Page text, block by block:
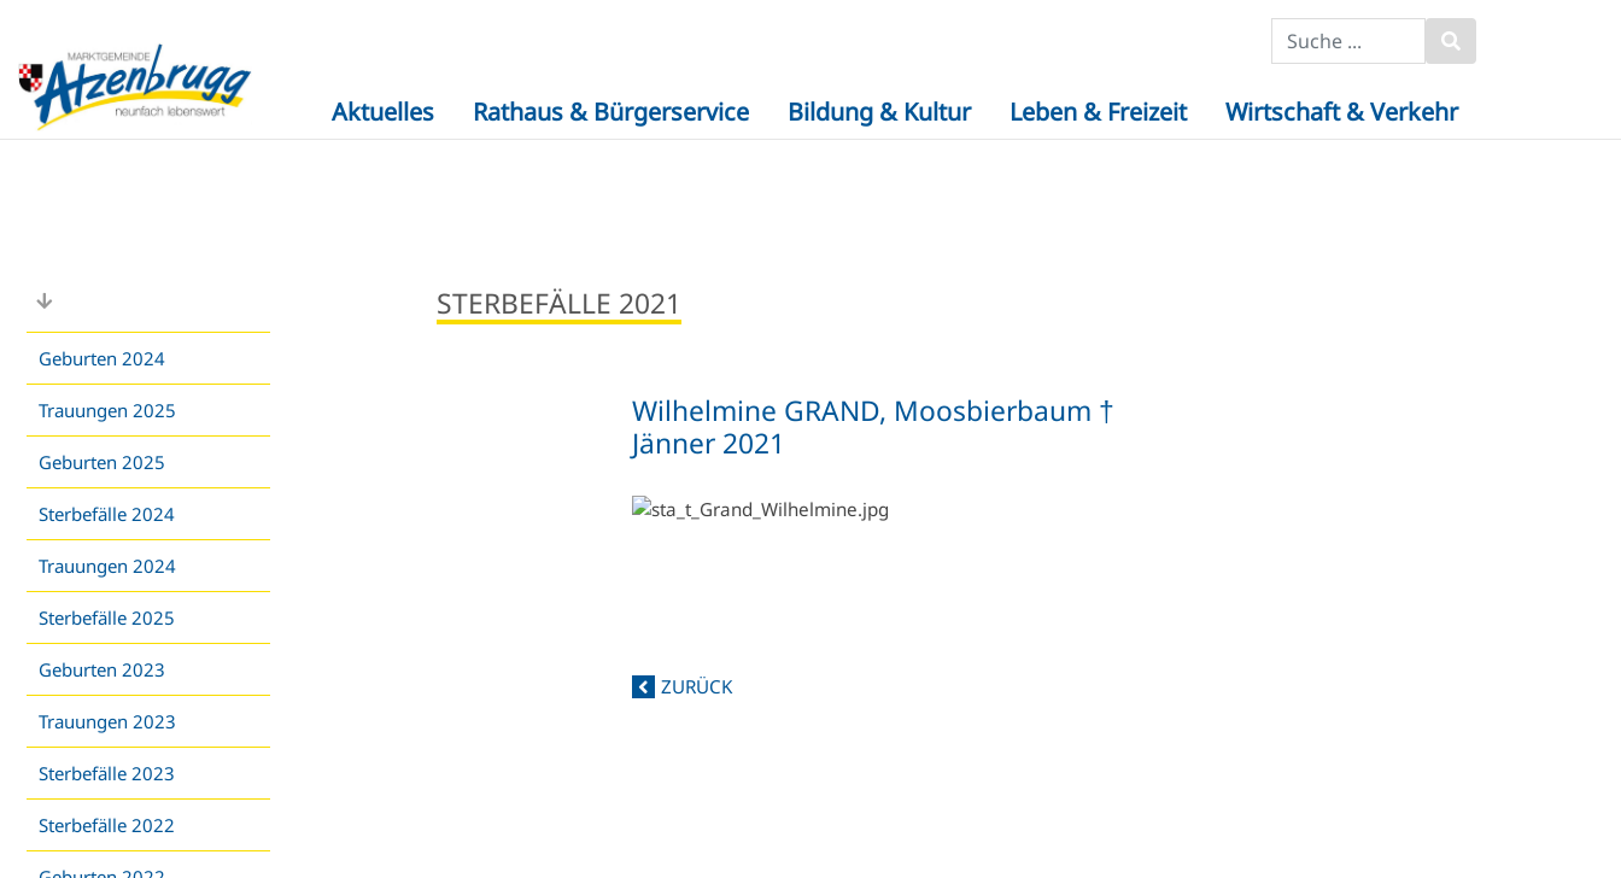
Aktuelles Rathaus & Bürgerservice Bildung & Kultur Leben & Freizeit Wirtschaft & Verkehr
Geburten 2024
Trauungen 2025
Geburten 2025
Sterbefälle 2024
Trauungen 2024
Sterbefälle 2025
Geburten 2023
Trauungen 2023
Sterbefälle 2023
Sterbefälle 2022
STERBEFÄLLE 2021
Wilhelmine GRAND, Moosbierbaum †
Jänner 2021
ZURÜCK